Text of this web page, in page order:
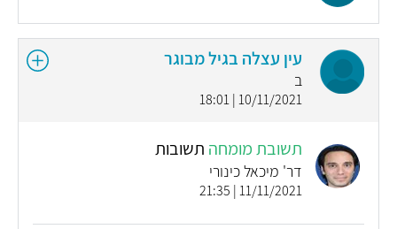
עין עצלה בגיל מבוגר
ב
10/11/2021 | 18:01
תשובת מומחה תשובות
דר' מיכאל כינורי
11/11/2021 | 21:35